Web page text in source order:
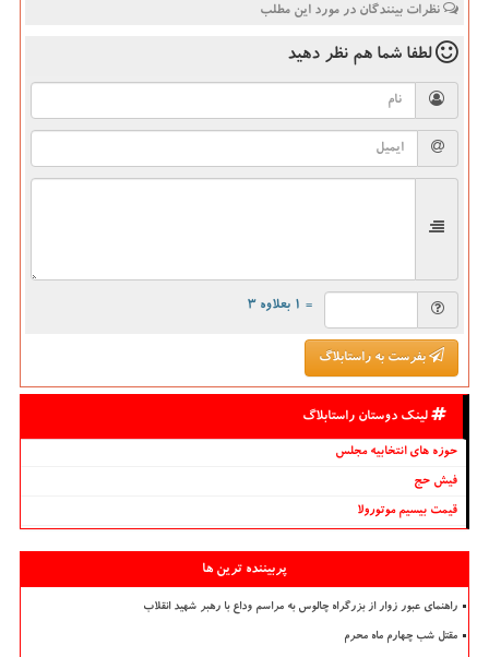
نظرات بینندگان در مورد این مطلب
لطفا شما هم نظر دهید
= ۱ بعلاوه ۳
بفرست به راستابلاگ
لینک دوستان راستابلاگ
حوزه های انتخابیه مجلس
فیش حج
قیمت بیسیم موتورولا
پربیننده ترین ها
راهنمای عبور زوار از بزرگراه چالوس به مراسم وداع با رهبر شهید انقلاب
مقتل شب چهارم ماه محرم